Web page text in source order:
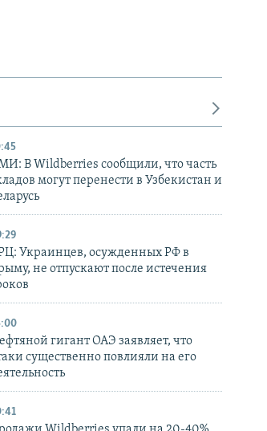
В Wildberries сообщили, что часть
могут перенести в Узбекистан и
Украинцев, осужденных РФ в
не отпускают после истечения
гигант ОАЭ заявляет, что
существенно повлияли на его